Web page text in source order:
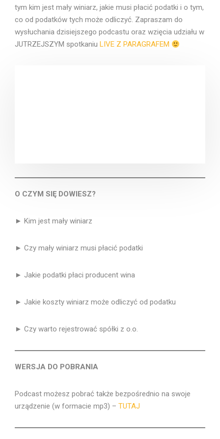
tym kim jest mały winiarz, jakie musi płacić podatki i o tym,
co od podatków tych może odliczyć. Zapraszam do
wysłuchania dzisiejszego podcastu oraz wzięcia udziału w
JUTRZEJSZYM spotkaniu LIVE Z PARAGRAFEM
O CZYM SIĘ DOWIESZ?
► Kim jest mały winiarz
► Czy mały winiarz musi płacić podatki
► Jakie podatki płaci producent wina
► Jakie koszty winiarz może odliczyć od podatku
► Czy warto rejestrować spółki z o.o.
WERSJA DO POBRANIA
Podcast możesz pobrać także bezpośrednio na swoje
urządzenie (w formacie mp3) – TUTAJ